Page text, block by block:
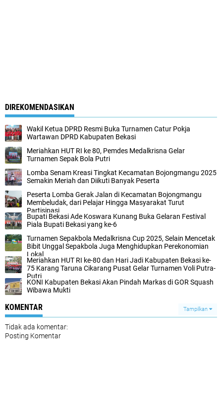
DIREKOMENDASIKAN
Wakil Ketua DPRD Resmi Buka Turnamen Catur Pokja
Wartawan DPRD Kabupaten Bekasi
Meriahkan HUT RI ke 80, Pemdes Medalkrisna Gelar
Turnamen Sepak Bola Putri
Lomba Senam Kreasi Tingkat Kecamatan Bojongmangu 2025
Semakin Meriah dan Diikuti Banyak Peserta
Peserta Lomba Gerak Jalan di Kecamatan Bojongmangu
Membeludak, dari Pelajar Hingga Masyarakat Turut
Partisipasi
Bupati Bekasi Ade Koswara Kunang Buka Gelaran Festival
Piala Bupati Bekasi yang ke-6
Turnamen Sepakbola Medalkrisna Cup 2025, Selain Mencetak
Bibit Unggal Sepakbola Juga Menghidupkan Perekonomian
Lokal
Meriahkan HUT RI ke-80 dan Hari Jadi Kabupaten Bekasi ke-
75 Karang Taruna Cikarang Pusat Gelar Turnamen Voli Putra-
Putri
KONI Kabupaten Bekasi Akan Pindah Markas di GOR Squash
Wibawa Mukti
KOMENTAR Tampilkan
Tidak ada komentar:
Posting Komentar